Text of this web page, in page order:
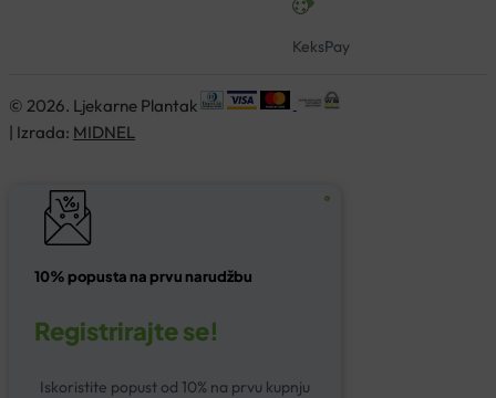
KeksPay
© 2026. Ljekarne Plantak
| Izrada: MIDNEL
10% popusta na prvu narudžbu
Registrirajte se!
Iskoristite popust od 10% na prvu kupnju